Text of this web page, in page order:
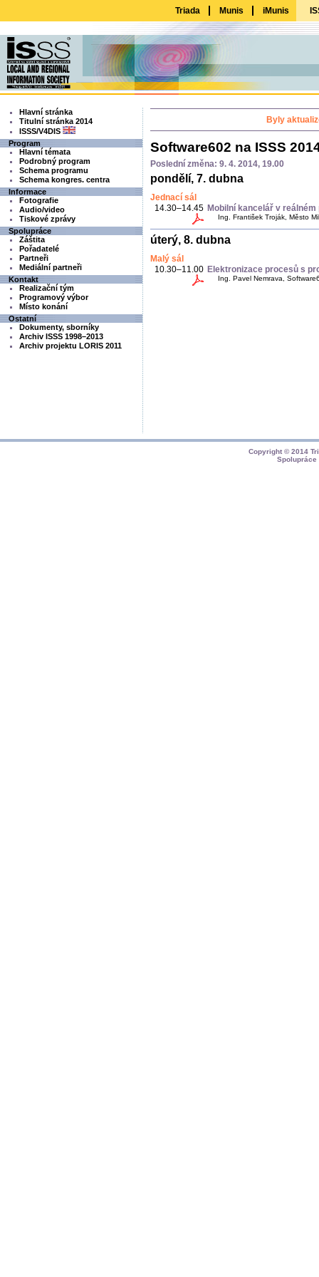
Triada Munis iMunis
Hlavní stránka
Titulní stránka 2014
ISSS/V4DIS
Program
Hlavní témata
Podrobný program
Schema programu
Schema kongres. centra
Informace
Fotografie
Audio/video
Tiskové zprávy
Spolupráce
Záštita
Pořadatelé
Partneři
Mediální partneři
Kontakt
Realizační tým
Programový výbor
Místo konání
Ostatní
Dokumenty, sborníky
Archiv ISSS 1998–2013
Archiv projektu LORIS 2011
Byly
Software602 na ISSS
Poslední změna: 9. 4. 2014, 19.00
pondělí, 7. dubna
Jednací sál
14.30–14.45 Mobilní kancelář v
Ing. František Troják, Město
úterý, 8. dubna
Malý sál
10.30–11.00 Elektronizace procesů s
Ing. Pavel Nemrava,
Copyright © 2014